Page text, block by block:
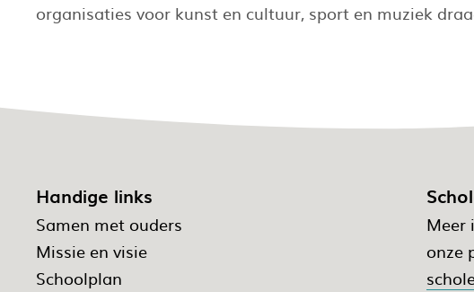
organisaties voor kunst en cultuur, sport en muziek
Handige links
Samen met ouders
Missie en visie
Schoolplan
Meer
onze